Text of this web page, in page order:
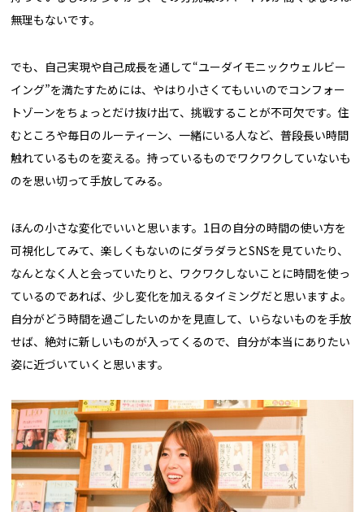
無理もないです。
でも、自己実現や自己成長を通して“ユーダイモニックウェルビー
イング”を満たすためには、やはり小さくてもいいのでコンフォー
トゾーンをちょっとだけ抜け出て、挑戦することが不可欠です。住
むところや毎日のルーティーン、一緒にいる人など、普段長い時間
触れているものを変える。持っているものでワクワクしていないも
のを思い切って手放してみる。
ほんの小さな変化でいいと思います。1日の自分の時間の使い方を
可視化してみて、楽しくもないのにダラダラとSNSを見ていたり、
なんとなく人と会っていたりと、ワクワクしないことに時間を使っ
ているのであれば、少し変化を加えるタイミングだと思いますよ。
自分がどう時間を過ごしたいのかを見直して、いらないものを手放
せば、絶対に新しいものが入ってくるので、自分が本当にありたい
姿に近づいていくと思います。